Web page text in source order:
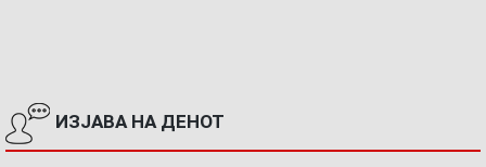
ИЗЈАВА НА ДЕНОТ